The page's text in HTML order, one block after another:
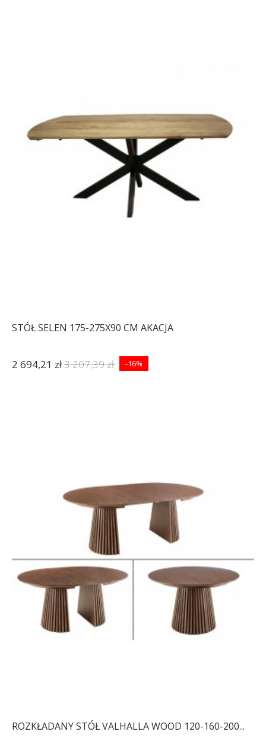
STÓŁ SELEN 175-275X90 CM AKACJA
2 694,21 zł3 207,39 zł -16%
ROZKŁADANY STÓŁ VALHALLA WOOD 120-160-200...